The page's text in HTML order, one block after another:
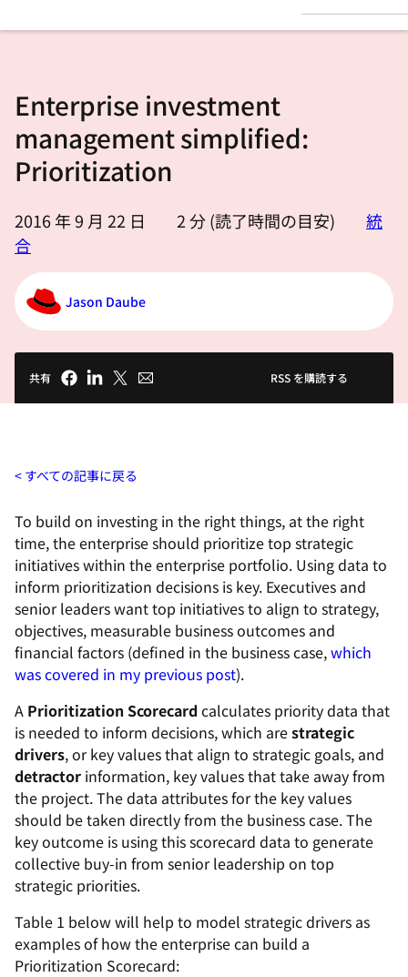
語
さ
い
Enterprise investment
management simplified:
Prioritization
2016 年 9 月 22 日 2分 (読了時間の目安)
統
合
Jason Daube
共有 RSS を購読する
すべての記事に戻る
To build on investing in the right things, at the right
time, the enterprise should prioritize top strategic
initiatives within the enterprise portfolio. Using data to
inform prioritization decisions is key. Executives and
senior leaders want top initiatives to align to strategy,
objectives, measurable business outcomes and
financial factors (defined in the business case,which
was covered in my previous post).
A Prioritization Scorecard calculates priority data that
is needed to inform decisions, which arestrategic
drivers, or key values that align to strategic goals, and
detractor information, key values that take away from
the project. The data attributes for the key values
should be taken directly from the business case. The
key outcome is using this scorecard data to generate
collective buy-in from senior leadership on top
strategic priorities.
Table 1 below will help to model strategic drivers as
examples of how the enterprise can build a
Prioritization Scorecard: